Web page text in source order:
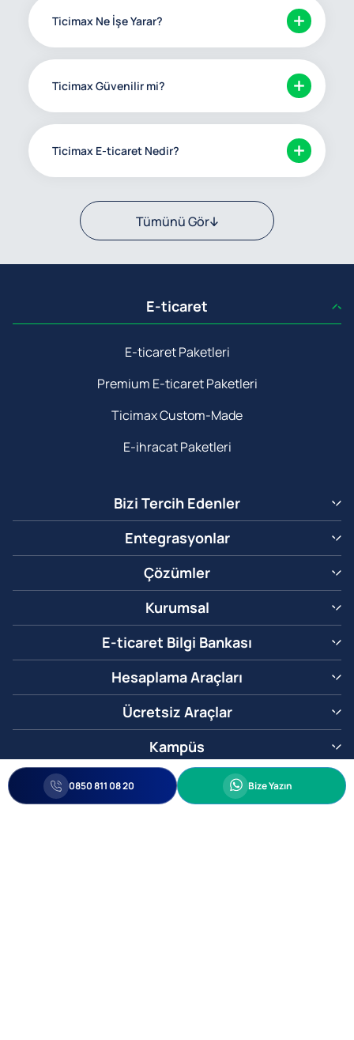
Ticimax Ne İşe Yarar?
Ticimax Güvenilir mi?
Ticimax E-ticaret Nedir?
Tümünü Gör
E-ticaret
E-ticaret Paketleri
Premium E-ticaret Paketleri
Ticimax Custom-Made
E-ihracat Paketleri
Bizi Tercih Edenler
Entegrasyonlar
Çözümler
Kurumsal
E-ticaret Bilgi Bankası
Hesaplama Araçları
Ücretsiz Araçlar
Kampüs
0850 811 08 20 Whatsapp
Bize Yazın
0850 811 08 20